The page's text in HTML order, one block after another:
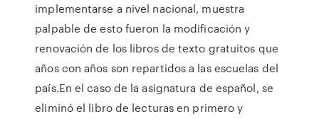
implementarse a nivel nacional, muestra
palpable de esto fueron la modificación y
renovación de los libros de texto gratuitos que
años con años son repartidos a las escuelas del
país.En el caso de la asignatura de español, se
eliminó el libro de lecturas en primero y